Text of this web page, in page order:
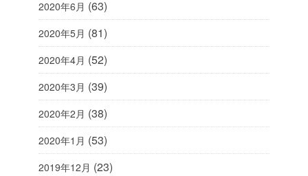
2020年6月 (63)
2020年5月 (81)
2020年4月 (52)
2020年3月 (39)
2020年2月 (38)
2020年1月 (53)
2019年12月 (23)